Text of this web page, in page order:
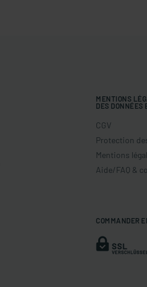
MENTIONS
DES DONNÉES
CGV
Protection
Mentions
Aide/FAQ &
COMMANDER